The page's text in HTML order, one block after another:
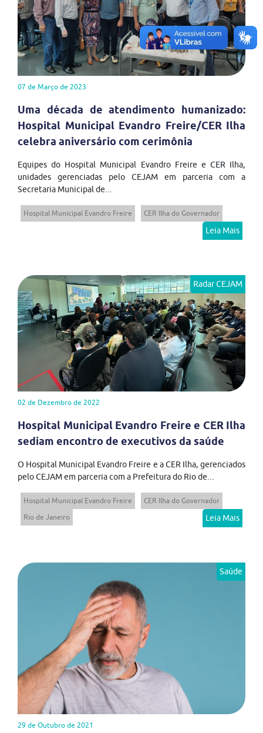
07 de Março de 2023
Uma década de atendimento humanizado:
Hospital Municipal Evandro Freire/CER Ilha
celebra aniversário com cerimônia
Equipes do Hospital Municipal Evandro Freire e CER Ilha,
unidades gerenciadas pelo CEJAM em parceria com a
Secretaria Municipal de...
Hospital Municipal Evandro Freire CER Ilha do Governador
Leia Mais
Radar CEJAM
02 de Dezembro de 2022
Hospital Municipal Evandro Freire e CER Ilha
sediam encontro de executivos da saúde
O Hospital Municipal Evandro Freire e a CER Ilha, gerenciados
pelo CEJAM em parceria com a Prefeitura do Rio de...
Hospital Municipal Evandro Freire
CER Ilha do Governador
Rio de Janeiro
Leia Mais
Saúde
29 de Outubro de 2021